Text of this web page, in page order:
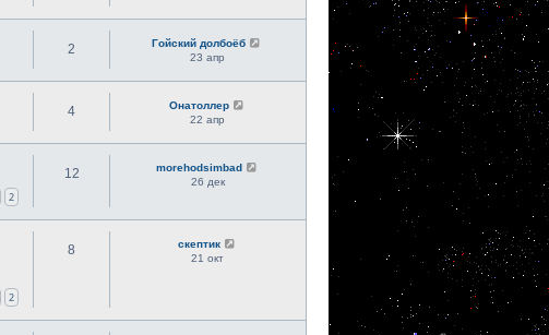
2
Гойский долбоёб
23 апр
4
Онатоллер
22 апр
2
12
morehodsimbad
26 дек
2
8
скептик
21 окт